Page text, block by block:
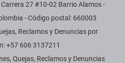
27 #10-02 Barrio Alamos -
- Código postal: 660003
Reclamos y Denuncias por
+57 606 3137211
Quejas, Reclamos y Denuncias